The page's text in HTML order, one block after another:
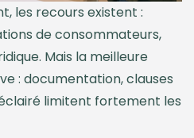
les recours existent :
de consommateurs,
Mais la meilleure
: documentation, clauses
limitent fortement les